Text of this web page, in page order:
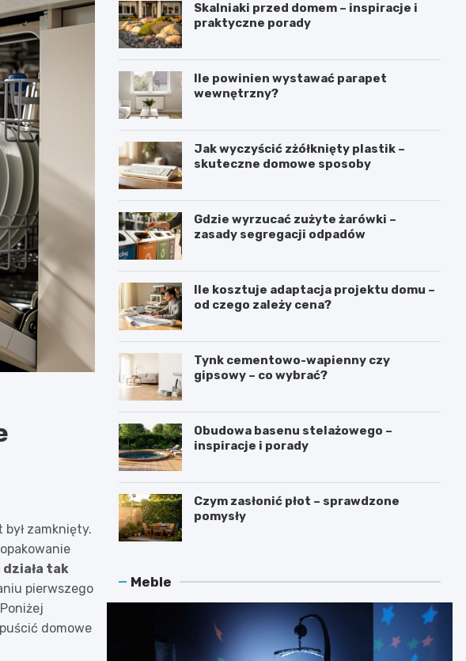
był zamknięty.
tak
pierwszego
domowe
Skalniaki przed domem – inspiracje i
praktyczne porady
Ile powinien wystawać parapet
wewnętrzny?
Jak wyczyścić zżółknięty plastik –
skuteczne domowe sposoby
Gdzie wyrzucać zużyte żarówki –
zasady segregacji odpadów
Ile kosztuje adaptacja projektu domu –
od czego zależy cena?
Tynk cementowo-wapienny czy
gipsowy – co wybrać?
Obudowa basenu stelażowego –
inspiracje i porady
Czym zasłonić płot – sprawdzone
pomysły
Meble